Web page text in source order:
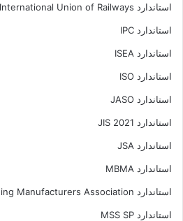
استاندارد International Union of Railways
استاندارد IPC
استاندارد ISEA
استاندارد ISO
استاندارد JASO
استاندارد JIS 2021
استاندارد JSA
استاندارد MBMA
استاندارد Metal Building Manufacturers Association
استاندارد MSS SP